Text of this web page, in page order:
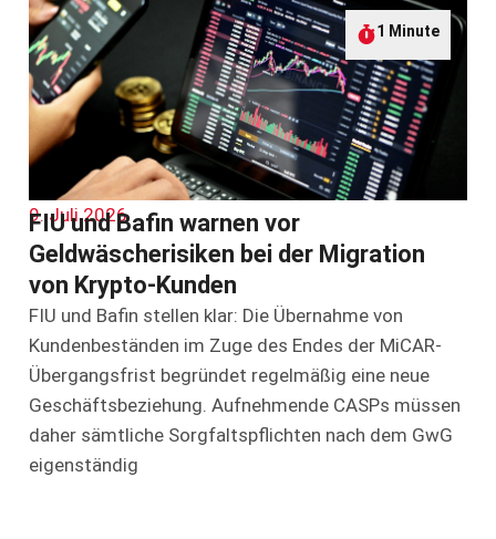
1 Minute
9. Juli 2026
FIU und Bafin warnen vor
Geldwäscherisiken bei der Migration
von Krypto-Kunden
FIU und Bafin stellen klar: Die Übernahme von
Kundenbeständen im Zuge des Endes der MiCAR-
Übergangsfrist begründet regelmäßig eine neue
Geschäftsbeziehung. Aufnehmende CASPs müssen
daher sämtliche Sorgfaltspflichten nach dem GwG
eigenständig